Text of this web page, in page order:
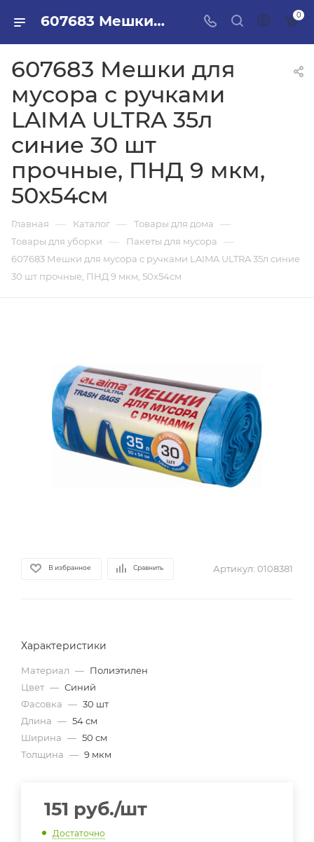
607683 Мешки для мусора с ручками LAIMA ULTRA 35л синие 30 шт прочные, ПНД 9 мкм, 50х54см в ПИЛОН — купить стройматериалы в интернет-магазине ПИЛОН с доставкой оптом и в розницу 0
607683 Мешки для
мусора с ручками
LAIMA ULTRA 35л
синие 30 шт
прочные, ПНД 9 мкм,
50х54см
Главная — Каталог — Товары для дома —
Товары для уборки — Пакеты для мусора —
607683 Мешки для мусора с ручками LAIMA ULTRA 35л синие
30 шт прочные, ПНД 9 мкм, 50х54см
В избранное Сравнить Артикул: 0108381
Характеристики
Материал — Полиэтилен
Цвет — Синий
Фасовка — 30 шт
Длина — 54 см
Ширина — 50 см
Толщина — 9 мкм
151 руб./шт
Достаточно